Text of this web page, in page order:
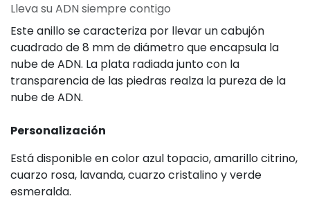
Lleva su ADN siempre contigo
Este anillo se caracteriza por llevar un cabujón
cuadrado de 8 mm de diámetro que encapsula la
nube de ADN. La plata radiada junto con la
transparencia de las piedras realza la pureza de la
nube de ADN.
Personalización
Está disponible en color azul topacio, amarillo citrino,
cuarzo rosa, lavanda, cuarzo cristalino y verde
esmeralda.